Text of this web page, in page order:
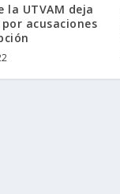
la UTVAM deja
acusaciones